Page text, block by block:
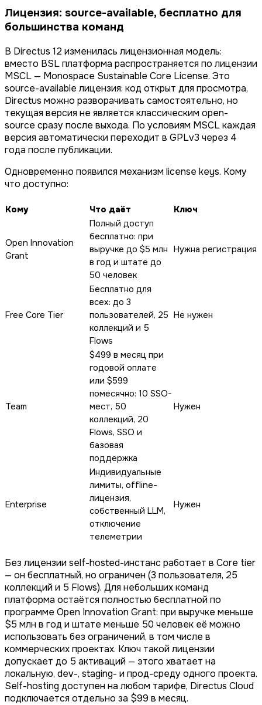
Лицензия: source-available, бесплатно для
большинства команд
В Directus 12 изменилась лицензионная модель:
вместо BSL платформа распространяется по лицензии
MSCL — Monospace Sustainable Core License. Это
source-available лицензия: код открыт для просмотра,
Directus можно разворачивать самостоятельно, но
текущая версия не является классическим open-
source сразу после выхода. По условиям MSCL каждая
версия автоматически переходит в GPLv3 через 4
года после публикации.
Одновременно появился механизм license keys. Кому
что доступно:
Кому Что даёт Ключ
Open Innovation
Grant
Полный доступ
бесплатно: при
выручке до $5 млн
в год и штате до
50 человек
Нужна регистрация
Free Core Tier
Бесплатно для
всех: до 3
пользователей, 25
коллекций и 5
Flows
Не нужен
Team
$499 в месяц при
годовой оплате
или $599
помесячно: 10 SSO-
мест, 50
коллекций, 20
Flows, SSO и
базовая
поддержка
Нужен
Enterprise
Индивидуальные
лимиты, offline-
лицензия,
собственный LLM,
отключение
телеметрии
Нужен
Без лицензии self-hosted-инстанс работает в Core tier
— он бесплатный, но ограничен (3 пользователя, 25
коллекций и 5 Flows). Для небольших команд
платформа остаётся полностью бесплатной по
программе Open Innovation Grant: при выручке меньше
$5 млн в год и штате меньше 50 человек её можно
использовать без ограничений, в том числе в
коммерческих проектах. Ключ такой лицензии
допускает до 5 активаций — этого хватает на
локальную, dev-, staging- и прод-среду одного проекта.
Self-hosting доступен на любом тарифе, Directus Cloud
подключается отдельно за $99 в месяц.